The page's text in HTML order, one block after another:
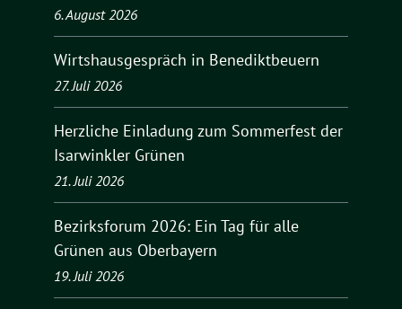
6. August 2026
Wirtshausgespräch in Benediktbeuern
27. Juli 2026
Herzliche Einladung zum Sommerfest der
Isarwinkler Grünen
21. Juli 2026
Bezirksforum 2026: Ein Tag für alle
Grünen aus Oberbayern
19. Juli 2026